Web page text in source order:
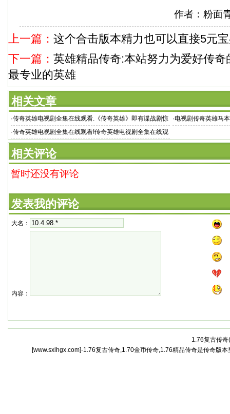
作者：粉面
上一篇： 这个合击版本精力也可以直接5元
下一篇： 英雄精品传奇:本站努力为爱好传
最专业的英雄
相关文章
·传奇英雄电视剧全集在线观看.《传奇英雄》即有谍战剧惊 ·电视剧传奇英雄马
·传奇英雄电视剧全集在线观看!传奇英雄电视剧全集在线观
看,《传奇英雄》
相关评论
暂时还没有评论
发表我的评论
大名：
内容：
1.76复古传奇(
[www.sxlhgx.com]-1.76复古传奇,1.70金币传奇,1.76精品传奇是传奇版